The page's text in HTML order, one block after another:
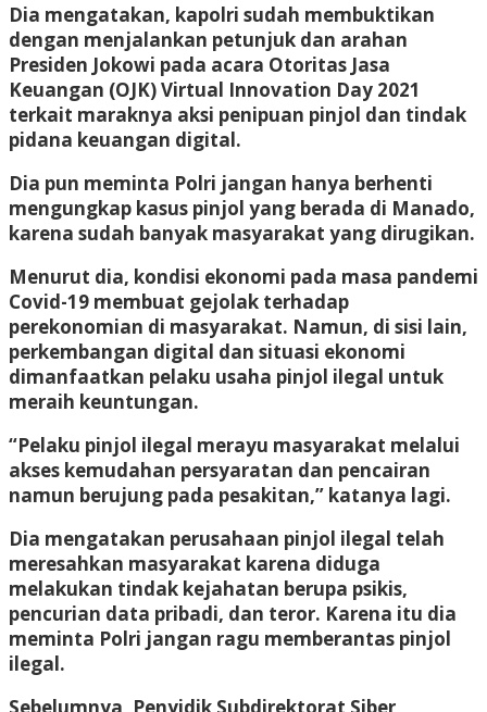
Dia mengatakan, kapolri sudah membuktikan
dengan menjalankan petunjuk dan arahan
Presiden Jokowi pada acara Otoritas Jasa
Keuangan (OJK) Virtual Innovation Day 2021
terkait maraknya aksi penipuan pinjol dan tindak
pidana keuangan digital.
Dia pun meminta Polri jangan hanya berhenti
mengungkap kasus pinjol yang berada di Manado,
karena sudah banyak masyarakat yang dirugikan.
Menurut dia, kondisi ekonomi pada masa pandemi
Covid-19 membuat gejolak terhadap
perekonomian di masyarakat. Namun, di sisi lain,
perkembangan digital dan situasi ekonomi
dimanfaatkan pelaku usaha pinjol ilegal untuk
meraih keuntungan.
“Pelaku pinjol ilegal merayu masyarakat melalui
akses kemudahan persyaratan dan pencairan
namun berujung pada pesakitan,” katanya lagi.
Dia mengatakan perusahaan pinjol ilegal telah
meresahkan masyarakat karena diduga
melakukan tindak kejahatan berupa psikis,
pencurian data pribadi, dan teror. Karena itu dia
meminta Polri jangan ragu memberantas pinjol
ilegal.
Sebelumnya, Penyidik Subdirektorat Siber